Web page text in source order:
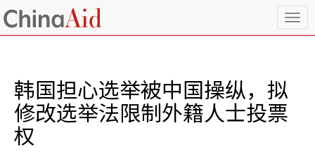
T
o
韩国担心选举被中国操纵，拟
修改选举法限制外籍人士投票
权